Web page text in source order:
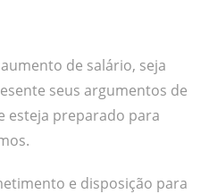
de salário, seja
seus argumentos de
esteja preparado para
e disposição para